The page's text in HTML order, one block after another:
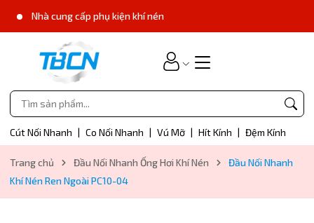
Nhà cung cấp phụ kiện khí nén
Cút Nối Nhanh | Co Nối Nhanh | Vú Mỡ | Hít Kính | Đệm Kính
Trang chủ Đầu Nối Nhanh Ống Hơi Khí Nén
Đầu Nối Nhanh
Khí Nén Ren Ngoài PC10-04